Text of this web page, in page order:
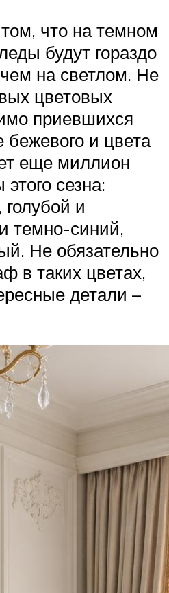
что на темном
будут гораздо
на светлом. Не
цветовых
приевшихся
бежевого и цвета
еще миллион
сезна:
голубой и
темно-синий,
Не обязательно
в таких цветах,
детали –